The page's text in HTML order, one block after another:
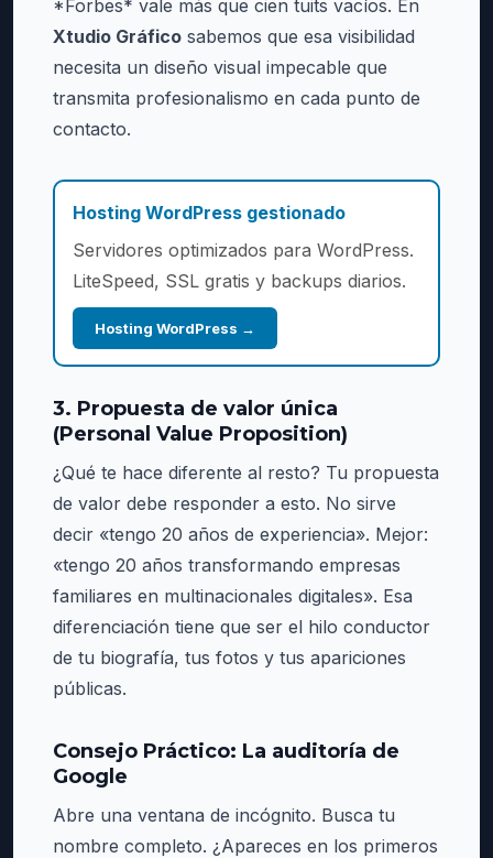
*Forbes* vale más que cien tuits vacíos. En
Xtudio Gráfico sabemos que esa visibilidad
necesita un diseño visual impecable que
transmita profesionalismo en cada punto de
contacto.
Hosting WordPress gestionado
Servidores optimizados para WordPress.
LiteSpeed, SSL gratis y backups diarios.
Hosting WordPress →
3. Propuesta de valor única
(Personal Value Proposition)
¿Qué te hace diferente al resto? Tu propuesta
de valor debe responder a esto. No sirve
decir «tengo 20 años de experiencia». Mejor:
«tengo 20 años transformando empresas
familiares en multinacionales digitales». Esa
diferenciación tiene que ser el hilo conductor
de tu biografía, tus fotos y tus apariciones
públicas.
Consejo Práctico: La auditoría de
Google
Abre una ventana de incógnito. Busca tu
nombre completo. ¿Apareces en los primeros